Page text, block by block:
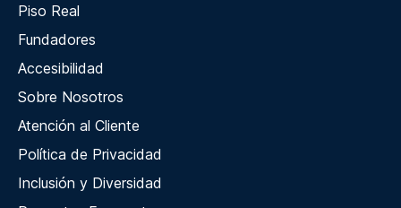
Piso Real
Fundadores
Accesibilidad
Sobre Nosotros
Atención al Cliente
Política de Privacidad
Inclusión y Diversidad